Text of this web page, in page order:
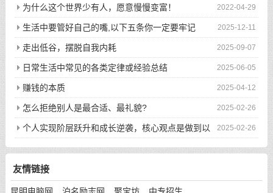
2022-04-29
为什么这个世界少有人，愿意慢慢变富！
2025-12-11
生活中要管好自己的嘴,以下五条你一定要牢记
2025-09-07
走出低谷，摆脱自我内耗
2025-06-05
日常生活中常见的各类定律或经验总结
2025-04-12
赚钱的本质
2025-02-26
怎么拒绝别人是最合适、最礼貌?
2025-02-26
个人实现阶层跃升和成长逆袭，核心观点是做到以
下八件事
友情链接